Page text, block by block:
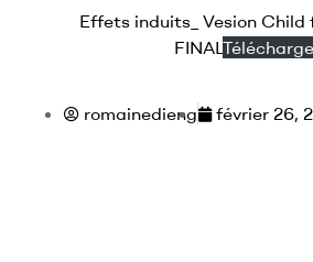
Effets induits_ Vesion Child
FINAL
romainedieng février 26,